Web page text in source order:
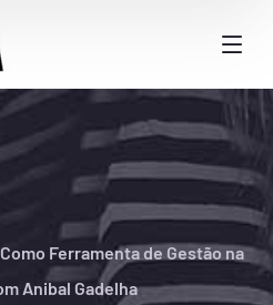
Ferramenta de Gestão na
Anibal Gadelha